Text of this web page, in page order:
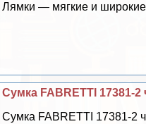
Лямки — мягкие и
Сумка FABRETTI 17381-
Сумка FABRETTI 17381-2